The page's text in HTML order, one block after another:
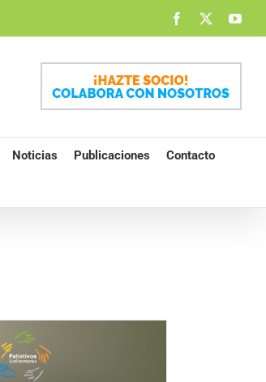
Facebook
Noticias Publicaciones Contacto